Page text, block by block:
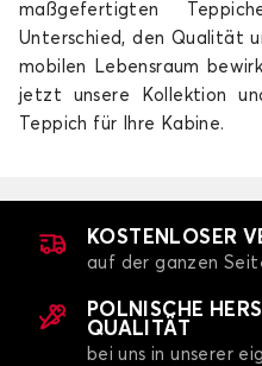
maßgefertigten
Unterschied, den Qualität
mobilen Lebensraum
jetzt unsere Kollektion
Teppich für Ihre Kabine.
KOSTENLOSER
auf der ganzen
POLNISCHE
QUALITÄT
bei uns in unserer